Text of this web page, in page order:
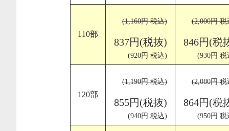
110部
(1,160円 税込)
837円(税抜)
(920円 税込)
(2,000円 税
846円(税
(930円 税
120部
(1,190円 税込)
855円(税抜)
(940円 税込)
(2,080円 税
864円(税
(950円 税